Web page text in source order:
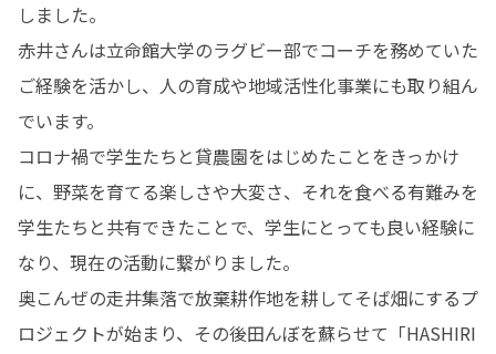
しました。
赤井さんは立命館大学のラグビー部でコーチを務めていた
ご経験を活かし、人の育成や地域活性化事業にも取り組ん
でいます。
コロナ禍で学生たちと貸農園をはじめたことをきっかけ
に、野菜を育てる楽しさや大変さ、それを食べる有難みを
学生たちと共有できたことで、学生にとっても良い経験に
なり、現在の活動に繋がりました。
奥こんぜの走井集落で放棄耕作地を耕してそば畑にするプ
ロジェクトが始まり、その後田んぼを蘇らせて「HASHIRI